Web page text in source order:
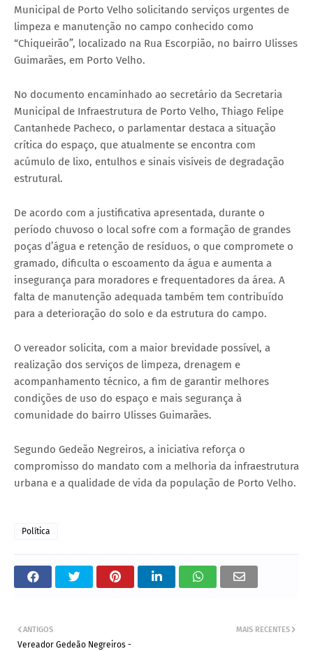
Municipal de Porto Velho solicitando serviços urgentes de
limpeza e manutenção no campo conhecido como
“Chiqueirão”, localizado na Rua Escorpião, no bairro Ulisses
Guimarães, em Porto Velho.
No documento encaminhado ao secretário da Secretaria
Municipal de Infraestrutura de Porto Velho, Thiago Felipe
Cantanhede Pacheco, o parlamentar destaca a situação
crítica do espaço, que atualmente se encontra com
acúmulo de lixo, entulhos e sinais visíveis de degradação
estrutural.
De acordo com a justificativa apresentada, durante o
período chuvoso o local sofre com a formação de grandes
poças d’água e retenção de resíduos, o que compromete o
gramado, dificulta o escoamento da água e aumenta a
insegurança para moradores e frequentadores da área. A
falta de manutenção adequada também tem contribuído
para a deterioração do solo e da estrutura do campo.
O vereador solicita, com a maior brevidade possível, a
realização dos serviços de limpeza, drenagem e
acompanhamento técnico, a fim de garantir melhores
condições de uso do espaço e mais segurança à
comunidade do bairro Ulisses Guimarães.
Segundo Gedeão Negreiros, a iniciativa reforça o
compromisso do mandato com a melhoria da infraestrutura
urbana e a qualidade de vida da população de Porto Velho.
Política
MAIS RECENTES
ANTIGOS
Vereador Gedeão Negreiros -